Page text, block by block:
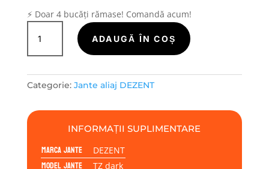
⚡ Doar 4 bucăți rămase! Comandă acum!
Cantitate
Janta
aliaj
TZ
7.00x17
5/100/51/57,1
ADAUGĂ ÎN COȘ
Categorie: Jante aliaj DEZENT
INFORMAȚII SUPLIMENTARE
Marca jante DEZENT
Model jante TZ dark